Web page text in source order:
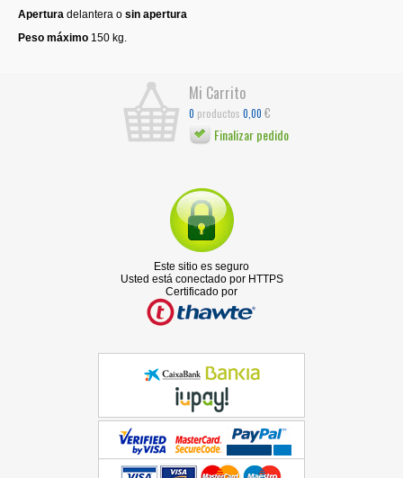
Apertura delantera o sin apertura
Peso máximo 150 kg.
Mi Carrito
0 productos 0,00 €
Finalizar pedido
Este sitio es seguro
Usted está conectado por HTTPS
Certificado por